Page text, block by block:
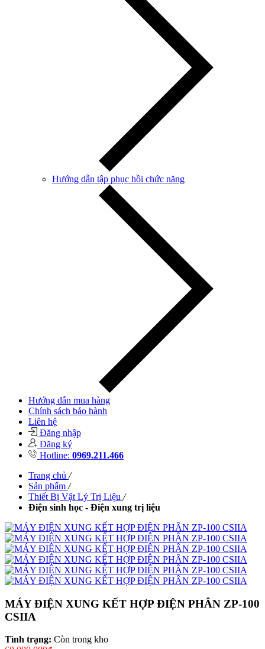
Hướng dẫn tập phục hồi chức năng
Hướng dẫn mua hàng
Chính sách bảo hành
Liên hệ
Đăng nhập
Đăng ký
Hotline: 0969.211.466
Trang chủ /
Sản phẩm /
Thiết Bị Vật Lý Trị Liệu /
Điện sinh học - Điện xung trị liệu
MÁY ĐIỆN XUNG KẾT HỢP ĐIỆN PHÂN ZP-100
CSIIA
Tình trạng: Còn trong kho